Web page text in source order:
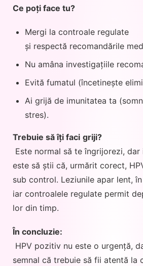
Ce poți face tu?
Mergi la controale regulate
și respectă recomandările
Nu amâna investigațiile
Evită fumatul (încetinește
Ai grijă de imunitatea ta
stres).
Trebuie să îți faci griji?
Este normal să te îngrijorezi,
este să știi că, urmărit corect,
sub control. Leziunile apar lent, în
iar controalele regulate permit
lor din timp.
În concluzie:
HPV pozitiv nu este o urgență,
semnal că trebuie să fii atentă la